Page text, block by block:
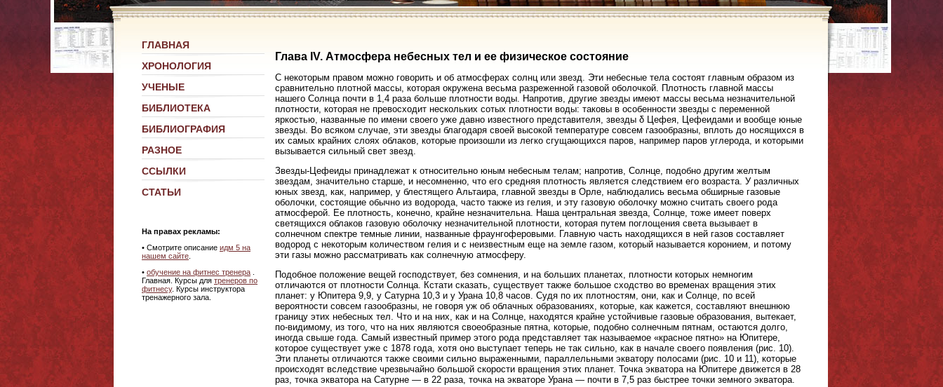
ГЛАВНАЯ
ХРОНОЛОГИЯ
УЧЕНЫЕ
БИБЛИОТЕКА
БИБЛИОГРАФИЯ
РАЗНОЕ
ССЫЛКИ
СТАТЬИ
На правах рекламы:
• Смотрите описание идм 5 на
нашем сайте
• обучение на фитнес тренера
Главная. Курсы для тренеров по
фитнесу. Курсы инструктора
тренажерного зала.
Глава IV. Атмосфера небесных тел и ее физическое состояние
С некоторым правом можно говорить и об атмосферах солнц или звезд. Эти небесные тела состоят главным образом из
сравнительно плотной массы, которая окружена весьма разреженной газовой оболочкой. Плотность главной массы
нашего Солнца почти в 1,4 раза больше плотности воды. Напротив, другие звезды имеют массы весьма незначительной
плотности, которая не превосходит нескольких сотых плотности воды: таковы в особенности звезды с переменной
яркостью, названные по имени своего уже давно известного представителя, звезды δ Цефея, Цефеидами и вообще юные
звезды. Во всяком случае, эти звезды благодаря своей высокой температуре совсем газообразны, вплоть до носящихся в
их самых крайних слоях облаков, которые произошли из легко сгущающихся паров, например паров углерода, и которыми
вызывается сильный свет звезд.
Звезды-Цефеиды принадлежат к относительно юным небесным телам; напротив, Солнце, подобно другим желтым
звездам, значительно старше, и несомненно, что его средняя плотность является следствием его возраста. У различных
юных звезд, как, например, у блестящего Альтаира, главной звезды в Орле, наблюдались весьма обширные газовые
оболочки, состоящие обычно из водорода, часто также из гелия, и эту газовую оболочку можно считать своего рода
атмосферой. Ее плотность, конечно, крайне незначительна. Наша центральная звезда, Солнце, тоже имеет поверх
светящихся облаков газовую оболочку незначительной плотности, которая путем поглощения света вызывает в
солнечном спектре темные линии, названные фраунгоферовыми. Главную часть находящихся в ней газов составляет
водород с некоторым количеством гелия и с неизвестным еще на земле газом, который называется коронием, и потому
эти газы можно рассматривать как солнечную атмосферу.
Подобное положение вещей господствует, без сомнения, и на больших планетах, плотности которых немногим
отличаются от плотности Солнца. Кстати сказать, существует также большое сходство во временах вращения этих
планет: у Юпитера 9,9, у Сатурна 10,3 и у Урана 10,8 часов. Судя по их плотностям, они, как и Солнце, по всей
вероятности совсем газообразны, не говоря уж об облачных образованиях, которые, как кажется, составляют внешнюю
границу этих небесных тел. Что и на них, как и на Солнце, находятся крайне устойчивые газовые образования, вытекает,
по-видимому, из того, что на них являются своеобразные пятна, которые, подобно солнечным пятнам, остаются долго,
иногда свыше года. Самый известный пример этого рода представляет так называемое «красное пятно» на Юпитере,
которое существует уже с 1878 года, хотя оно выступает теперь не так сильно, как в начале своего появления (рис. 10).
Эти планеты отличаются также своими сильно выраженными, параллельными экватору полосами (рис. 10 и 11), которые
происходят вследствие чрезвычайно большой скорости вращения этих планет. Точка экватора на Юпитере движется в 28
раз, точка экватора на Сатурне — в 22 раза, точка на экваторе Урана — почти в 7,5 раз быстрее точки земного экватора.